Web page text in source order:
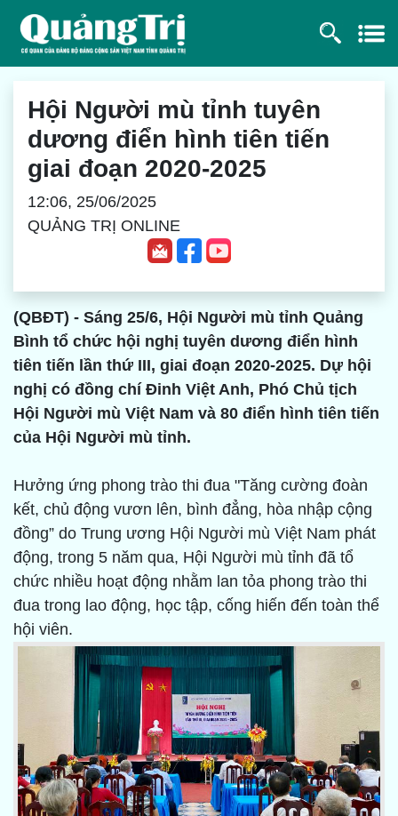
Hội Người mù tỉnh tuyên
dương điển hình tiên tiến
giai đoạn 2020-2025
12:06, 25/06/2025
QUẢNG TRỊ ONLINE
(QBĐT) - Sáng 25/6, Hội Người mù tỉnh Quảng
Bình tổ chức hội nghị tuyên dương điển hình
tiên tiến lần thứ III, giai đoạn 2020-2025. Dự hội
nghị có đồng chí Đinh Việt Anh, Phó Chủ tịch
Hội Người mù Việt Nam và 80 điển hình tiên tiến
của Hội Người mù tỉnh.
Hưởng ứng phong trào thi đua "Tăng cường đoàn
kết, chủ động vươn lên, bình đẳng, hòa nhập cộng
đồng” do Trung ương Hội Người mù Việt Nam phát
động, trong 5 năm qua, Hội Người mù tỉnh đã tổ
chức nhiều hoạt động nhằm lan tỏa phong trào thi
đua trong lao động, học tập, cống hiến đến toàn thể
hội viên.